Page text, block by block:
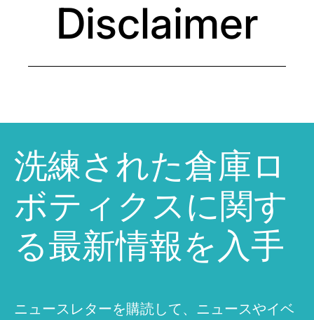
Disclaimer
洗練された倉庫ロ
ボティクスに関す
る最新情報を入手
ニュースレターを購読して、ニュースやイベ